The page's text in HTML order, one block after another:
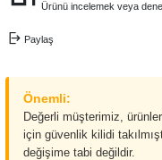
Ürünü incelemek veya
Paylaş
Önemli:
Değerli müşterimiz,
için güvenlik kilidi
değişime tabi değildir.